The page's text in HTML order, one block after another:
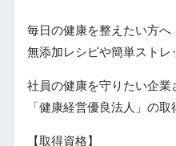
毎日の健康を整えたい方へ
無添加レシピや簡単ストレ
社員の健康を守りたい企業
「健康経営優良法人」の
【取得資格】